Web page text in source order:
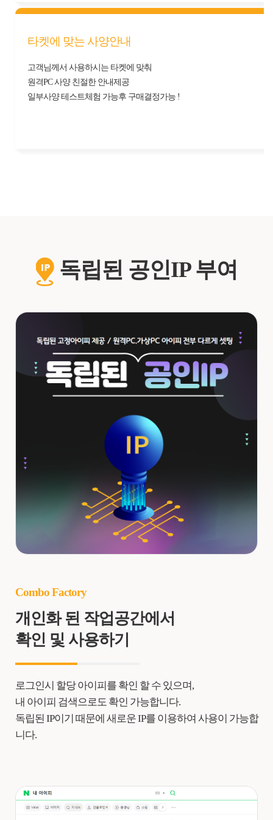
타켓에 맞는 사양안내
고객님께서 사용하시는 타켓에 맞춰
원격PC 사양 친절한 안내제공
일부사양 테스트체험 가능후 구매결정가능 !
독립된 공인IP 부여
Combo Factory
개인화 된 작업공간에서
확인 및 사용하기
로그인시 할당 아이피를 확인 할 수 있으며,
내 아이피 검색으로도 확인 가능합니다.
독립된 IP이기 때문에 새로운 IP를 이용하여 사용이 가능합
니다.